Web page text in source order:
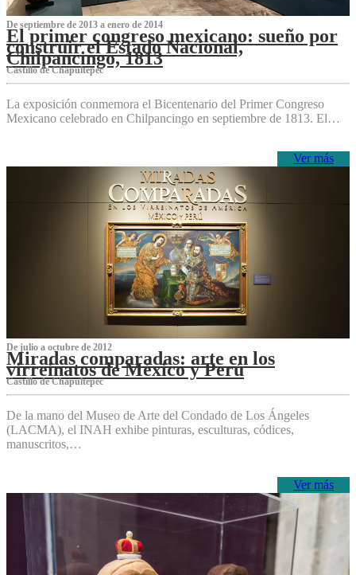
De septiembre de 2013 a enero de 2014
El primer congreso mexicano: sueño por
construir el Estado Nacional,
Chilpancingo, 1813
Castillo de Chapultepec
La exposición conmemora el Bicentenario del Primer Congreso
Mexicano celebrado en Chilpancingo en septiembre de 1813. El…
Ver más
De julio a octubre de 2012
Miradas comparadas: arte en los
virreinatos de México y Perú
Castillo de Chapultepec
De la mano del Museo de Arte del Condado de Los Ángeles
(LACMA), el INAH exhibe pinturas, esculturas, códices,
manuscritos,…
Ver más